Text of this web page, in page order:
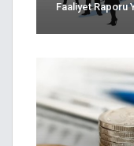
Faaliyet Raporu